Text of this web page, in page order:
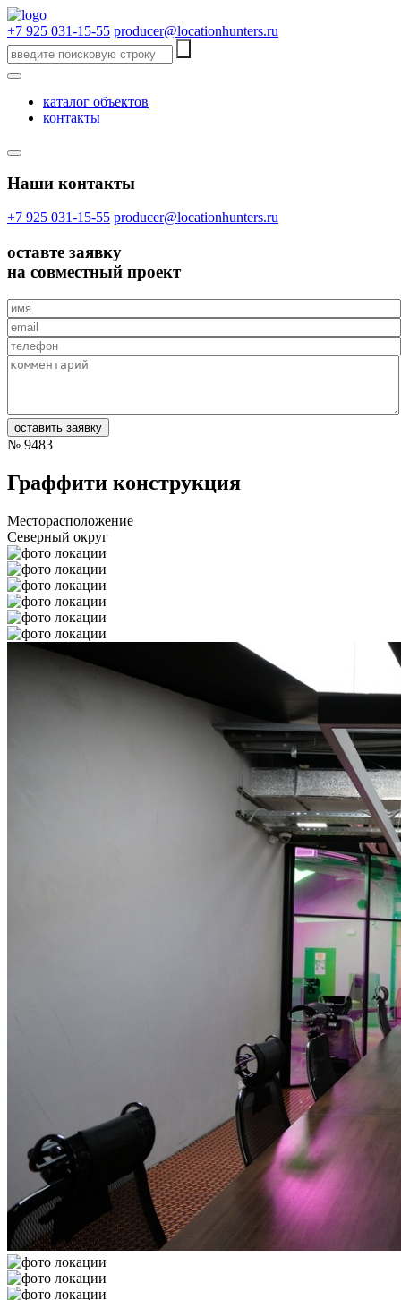
+7 925 031-15-55 producer@locationhunters.ru
каталог объектов
контакты
Наши контакты
+7 925 031-15-55 producer@locationhunters.ru
оставте заявку
на совместный проект
№ 9483
Граффити конструкция
Месторасположение
Северный округ